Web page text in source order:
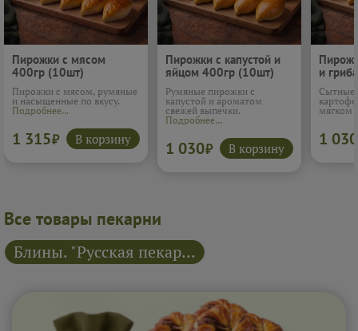
Пирожки с мясом
400гр (10шт)
Пирожки с мясом, румяные
и насыщенные по вкусу.
Подробнее...
1 315₽ В корзину
Пирожки с капустой и
яйцом 400гр (10шт)
Румяные пирожки с
капустой и ароматом
свежей выпечки.
Подробнее...
1 030₽ В корзину
и
(10шт)
Сытные
мягком
1 030
Все товары пекарни
Блины. "Русская пекарня"